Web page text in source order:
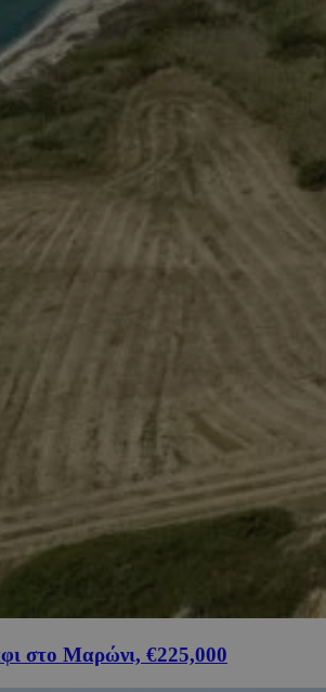
στο Μαρώνι, €225,000